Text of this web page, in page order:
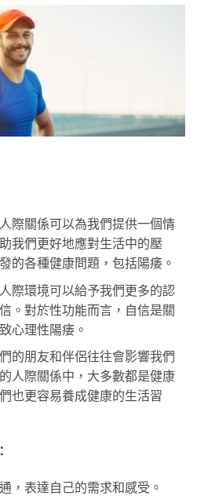
際關係可以為我們提供一個情
我們更好地應對生活中的壓
的各種健康問題，包括陽痿。
際環境可以給予我們更多的認
。對於性功能而言，自信是關
心理性陽痿。
的朋友和伴侶往往會影響我們
人際關係中，大多數都是健康
也更容易養成健康的生活習
，表達自己的需求和感受。